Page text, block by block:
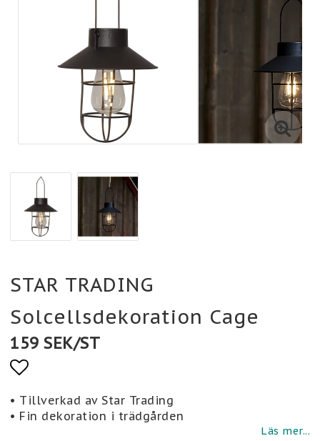
STAR TRADING
Solcellsdekoration Cage
159 SEK/ST
Lägg till i favoritlistan
• Tillverkad av Star Trading
• Fin dekoration i trädgården
Läs mer...